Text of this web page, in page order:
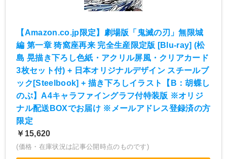
【Amazon.co.jp限定】劇場版「鬼滅の刃」無限城
編 第一章 猗窩座再来 完全生産限定版 [Blu-ray] (松
島 晃描き下ろし色紙・アクリル屏風・クリアカード
3枚セット付) + 日本オリジナルデザイン スチールブ
ック[Steelbook] + 描き下ろしイラスト【B：胡蝶し
のぶ】A4キャラファイングラフ付特装版 ※オリジ
ナル配送BOXでお届け ※メールアドレス登録済の方
限定
￥15,620
(価格・在庫状況は記事公開時点のものです)